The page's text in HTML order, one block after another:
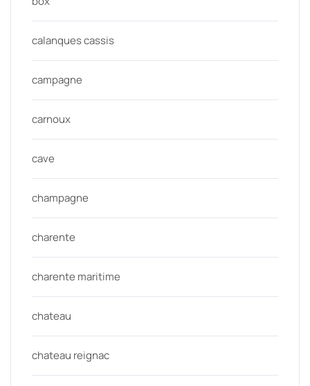
calanques cassis
campagne
carnoux
cave
champagne
charente
charente maritime
chateau
chateau reignac